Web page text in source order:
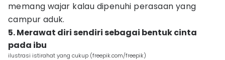
memang wajar kalau dipenuhi perasaan yang
campur aduk.
5. Merawat diri sendiri sebagai bentuk cinta
pada ibu
ilustrasi istirahat yang cukup (freepik.com/freepik)